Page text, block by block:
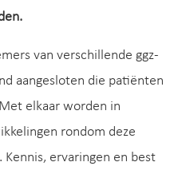
van verschillende ggz-
aangesloten die patiënten
elkaar worden in
rondom deze
ervaringen en best